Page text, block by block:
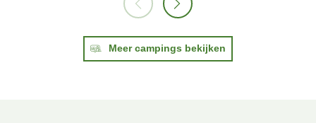
Meer campings bekijken